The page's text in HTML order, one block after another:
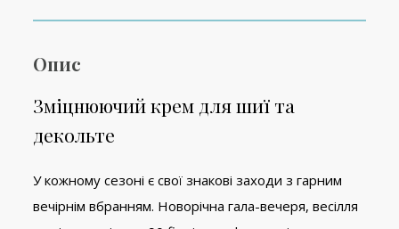
Опис
Зміцнюючий крем для шиї та
декольте
У кожному сезоні є свої знакові заходи з гарним
вечірнім вбранням. Новорічна гала-вечеря, весілля